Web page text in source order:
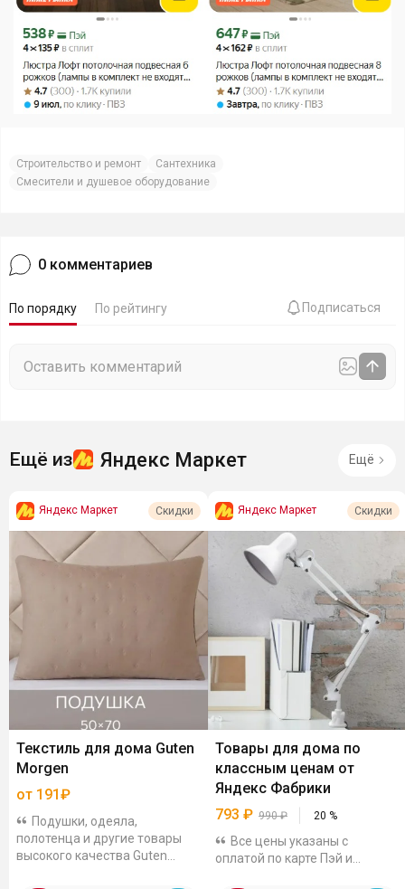
Строительство и ремонт
Сантехника
Смесители и душевое оборудование
0 комментариев
По порядку По рейтингу Подписаться
Ещё из Яндекс Маркет Ещё
Яндекс Маркет Скидки
Текстиль для дома Guten
Morgen
от 191₽
Подушки, одеяла,
полотенца и другие товары
высокого качества Guten
Яндекс Маркет Скидки
Товары для дома по
классным ценам от
Яндекс Фабрики
793 ₽ 990₽ 20 %
Все цены указаны с
оплатой по карте Пэй и